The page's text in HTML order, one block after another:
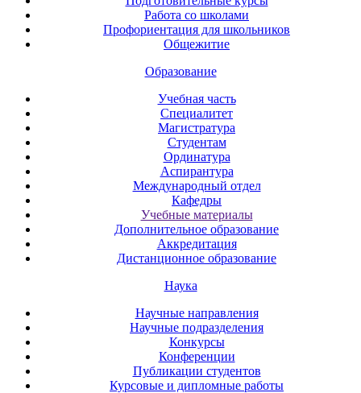
Работа со школами
Профориентация для школьников
Общежитие
Образование
Учебная часть
Специалитет
Магистратура
Студентам
Ординатура
Аспирантура
Международный отдел
Кафедры
Учебные материалы
Дополнительное образование
Аккредитация
Дистанционное образование
Наука
Научные направления
Научные подразделения
Конкурсы
Конференции
Публикации студентов
Курсовые и дипломные работы